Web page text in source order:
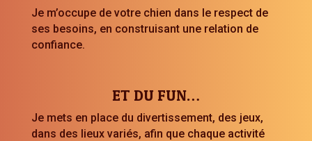
Je m’occupe de votre chien dans le respect de
ses besoins, en construisant une relation de
confiance.
ET DU FUN…
Je mets en place du divertissement, des jeux,
dans des lieux variés, afin que chaque activité